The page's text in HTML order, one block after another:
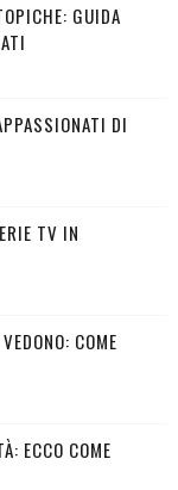
GUIDA
DI
TV IN
COME
ECCO COME